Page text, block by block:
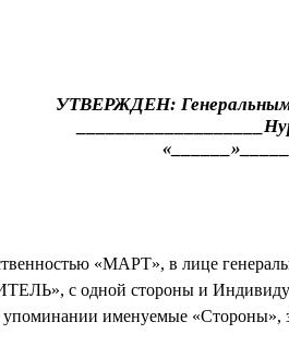
УТВЕРЖДЕН:
«МАРТ», в лице
с одной стороны и
упоминании именуемые «Стороны»,